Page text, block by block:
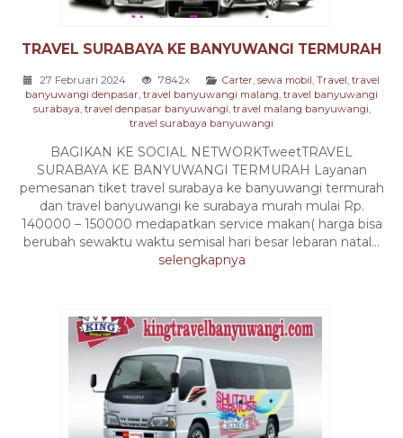
TRAVEL SURABAYA KE BANYUWANGI TERMURAH
27 Februari 2024 7.842x Carter, sewa mobil, Travel, travel
banyuwangi denpasar, travel banyuwangi malang, travel banyuwangi
surabaya, travel denpasar banyuwangi, travel malang banyuwangi,
travel surabaya banyuwangi
BAGIKAN KE SOCIAL NETWORKTweetTRAVEL
SURABAYA KE BANYUWANGI TERMURAH Layanan
pemesanan tiket travel surabaya ke banyuwangi termurah
dan travel banyuwangi ke surabaya murah mulai Rp.
140000 – 150000 medapatkan service makan( harga bisa
berubah sewaktu waktu semisal hari besar lebaran natal...
selengkapnya